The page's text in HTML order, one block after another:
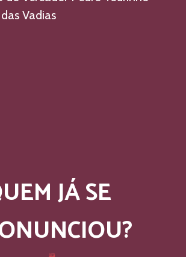
Vadias
JÁ SE